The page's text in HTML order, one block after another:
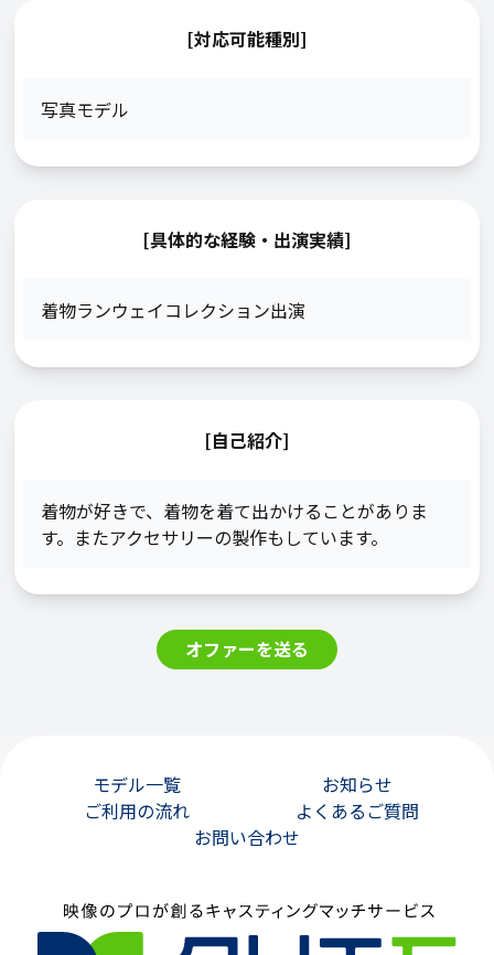
[対応可能種別]
写真モデル
[具体的な経験・出演実績]
着物ランウェイコレクション出演
[自己紹介]
着物が好きで、着物を着て出かけることがありま
す。またアクセサリーの製作もしています。
オファーを送る
モデル一覧
お知らせ
ご利用の流れ
よくあるご質問
お問い合わせ